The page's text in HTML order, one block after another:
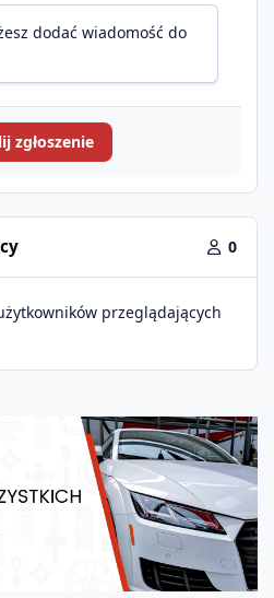
dodać wiadomość do
zgłoszenie
0
przeglądających